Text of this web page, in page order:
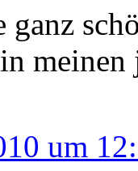
ganz
um